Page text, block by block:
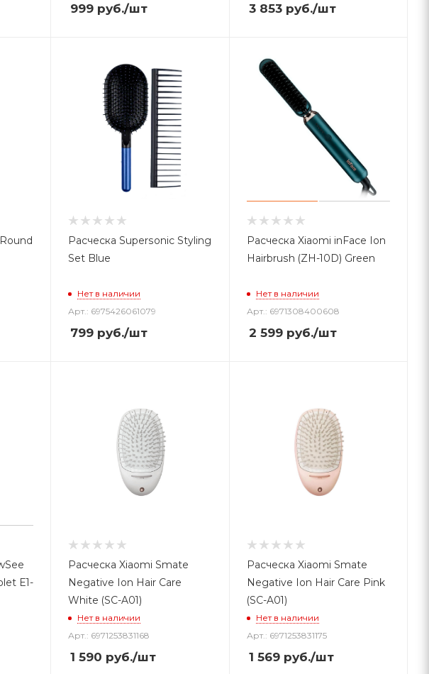
999 руб./шт 3 853руб./шт
Расческа Supersonic Styling
Set Blue
Нет в наличии
Арт.: 6975426061079
799 руб./шт
Расческа Xiaomi inFace Ion
Hairbrush (ZH-10D) Green
Нет в наличии
Арт.: 6971308400608
2 599руб./шт
E1-
Расческа Xiaomi Smate
Negative Ion Hair Care
White (SC-A01)
Нет в наличии
Арт.: 6971253831168
1 590 руб./шт
Расческа Xiaomi Smate
Negative Ion Hair Care Pink
(SC-A01)
Нет в наличии
Арт.: 6971253831175
1 569руб./шт